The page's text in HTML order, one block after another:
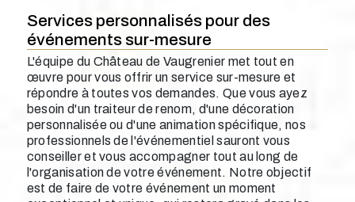
Services personnalisés pour des
événements sur-mesure
L'équipe du Château de Vaugrenier met tout en
œuvre pour vous offrir un service sur-mesure et
répondre à toutes vos demandes. Que vous ayez
besoin d'un traiteur de renom, d'une décoration
personnalisée ou d'une animation spécifique, nos
professionnels de l'événementiel sauront vous
conseiller et vous accompagner tout au long de
l'organisation de votre événement. Notre objectif
est de faire de votre événement un moment